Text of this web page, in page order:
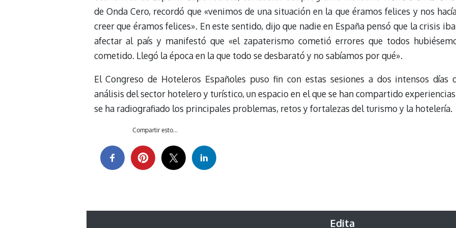
de Onda Cero, recordó que «venimos de una situación en la que éramos felices y nos
creer que éramos felices». En este sentido, dijo que nadie en España pensó que la crisis
afectar al país y manifestó que «el zapaterismo cometió errores que todos
cometido. Llegó la época en la que todo se desbarató y no sabíamos por qué».
El Congreso de Hoteleros Españoles puso fin con estas sesiones a dos intensos días
análisis del sector hotelero y turístico, un espacio en el que se han compartido
se ha radiografiado los principales problemas, retos y fortalezas del turismo y la hotelería.
Compartir esto...
Edita